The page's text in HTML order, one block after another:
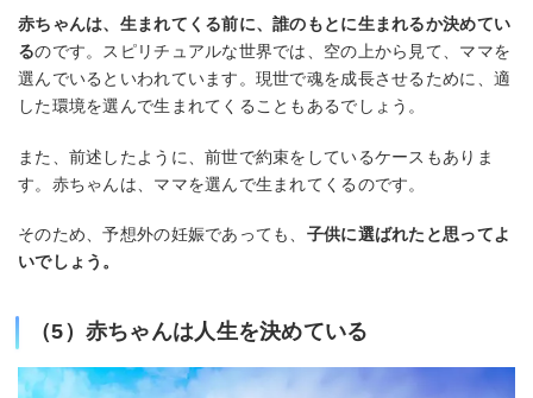
赤ちゃんは、生まれてくる前に、誰のもとに生まれるか決めてい
るのです。スピリチュアルな世界では、空の上から見て、ママを
選んでいるといわれています。現世で魂を成長させるために、適
した環境を選んで生まれてくることもあるでしょう。
また、前述したように、前世で約束をしているケースもありま
す。赤ちゃんは、ママを選んで生まれてくるのです。
そのため、予想外の妊娠であっても、 子供に選ばれたと思ってよ
いでしょう。
（5）赤ちゃんは人生を決めている